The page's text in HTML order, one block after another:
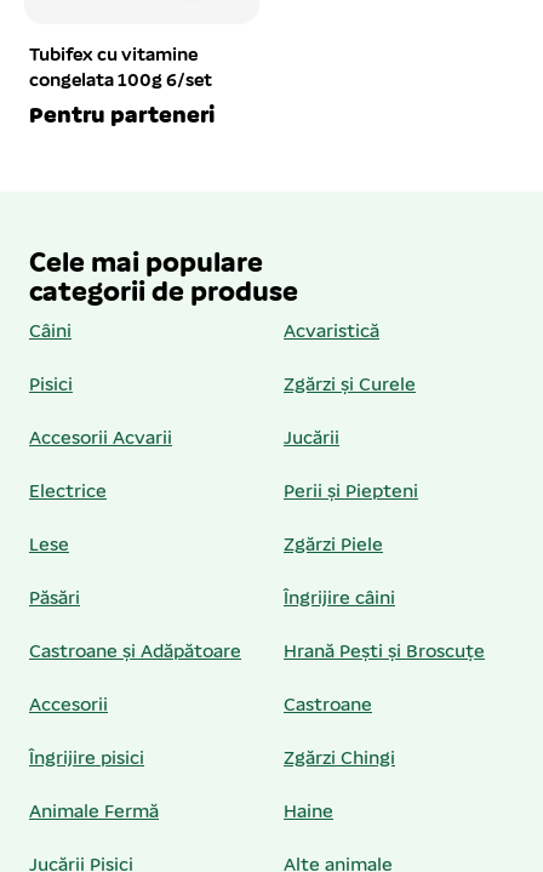
Tubifex cu vitamine
congelata 100g 6/set
Pentru parteneri
Cele mai populare
categorii de produse
Câini Acvaristică
Pisici Zgărzi și Curele
Accesorii Acvarii Jucării
Electrice Perii și Piepteni
Lese Zgărzi Piele
Păsări Îngrijire câini
Castroane și Adăpătoare Hrană Pești și Broscuțe
Accesorii Castroane
Îngrijire pisici Zgărzi Chingi
Animale Fermă Haine
Jucării Pisici Alte animale